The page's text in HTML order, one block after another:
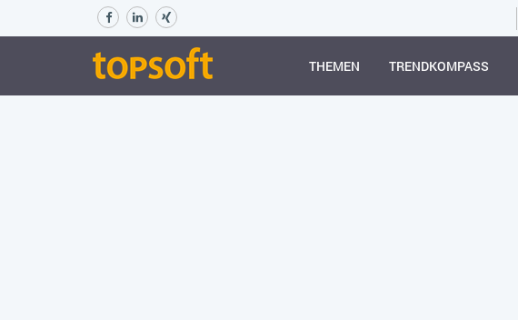
THEMEN TRENDKOMPASS